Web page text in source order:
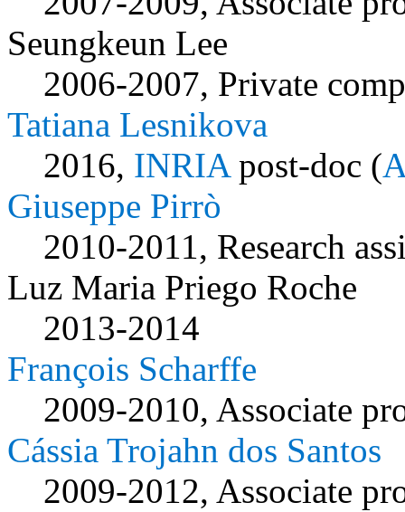
Seungkeun Lee
2006-2007, Private
Tatiana Lesnikova
2016, INRIApost-doc (
Giuseppe Pirrò
2010-2011, Research
Luz Maria Priego Roche
2013-2014
François Scharffe
2009-2010, Associate
Cássia Trojahn dos Santos
2009-2012, Associate